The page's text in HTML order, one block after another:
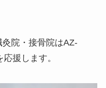
院・接骨院はAZ-
援します。